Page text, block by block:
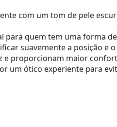
com um tom de pele
para quem tem uma forma
suavemente a posição e
proporcionam maior
um ótico experiente para
do estojo e o seu design